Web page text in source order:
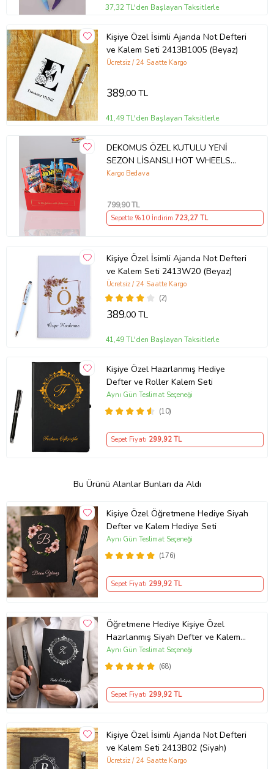
37,32 TL'den Başlayan Taksitlerle
Kişiye Özel İsimli Ajanda Not Defteri
ve Kalem Seti 2413B1005 (Beyaz)
Ücretsiz / 24 Saatte Kargo
389,00 TL
41,49 TL'den Başlayan Taksitlerle
DEKOMUS ÖZEL KUTULU YENİ
SEZON LİSANSLI HOT WHEELS
KIRTASİYE SETİ (Mavi)
Kargo Bedava
799,90 TL
Sepette %10 İndirim 723,27 TL
Kişiye Özel İsimli Ajanda Not Defteri
ve Kalem Seti 2413W20 (Beyaz)
(2)
Ücretsiz / 24 Saatte Kargo
389,00 TL
41,49 TL'den Başlayan Taksitlerle
Kişiye Özel Hazırlanmış Hediye
Defter ve Roller Kalem Seti
(10)
Aynı Gün Teslimat Seçeneği
Sepet Fiyatı 299,92 TL
Bu Ürünü Alanlar Bunları da Aldı
Kişiye Özel Öğretmene Hediye Siyah
Defter ve Kalem Hediye Seti
(176)
Aynı Gün Teslimat Seçeneği
Sepet Fiyatı 299,92 TL
Öğretmene Hediye Kişiye Özel
Hazırlanmış Siyah Defter ve Kalem
Seti
(68)
Aynı Gün Teslimat Seçeneği
Sepet Fiyatı 299,92 TL
Kişiye Özel İsimli Ajanda Not Defteri
ve Kalem Seti 2413B02 (Siyah)
Ücretsiz / 24 Saatte Kargo